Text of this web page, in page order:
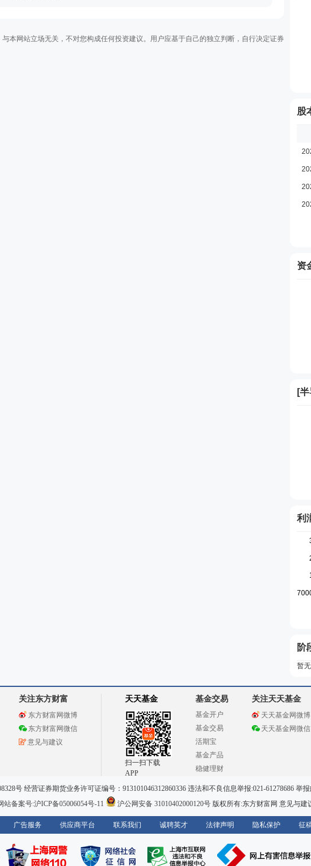
本网站立场无关，不对您构成任何投资建议。用户应基于自己的独立判断，自行决定证券
股
资
[半
利
阶
暂
关注东方财富
东方财富网微博
东方财富网微信
意见与建议
天天基金
扫一扫下载
APP
基金交易
基金开户
基金交易
活期宝
基金产品
稳健理财
关注天天基金
天天基金网微博
天天基金网微信
号 经营证券期货业务许可证编号：913101046312860336 违法和不良信息举报:021-61278686 举报
站备案号:沪ICP备05006054号-11 沪公网安备 31010402000120号版权所有:东方财富网 意见与建
广告服务 供应商平台 联系我们 诚聘英才 法律声明 隐私保护 征